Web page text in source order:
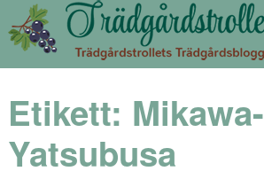
Etikett: Mikawa-
Yatsubusa